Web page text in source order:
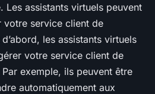
Les assistants virtuels peuvent
votre service client de
les assistants virtuels
votre service client de
exemple, ils peuvent être
automatiquement aux